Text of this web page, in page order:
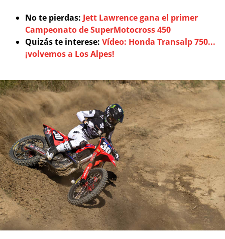
No te pierdas: Jett Lawrence gana el primer
Campeonato de SuperMotocross 450
Quizás te interese: Vídeo: Honda Transalp 750...
¡volvemos a Los Alpes!